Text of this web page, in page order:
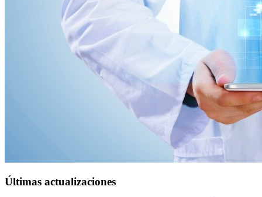
Últimas actualizaciones